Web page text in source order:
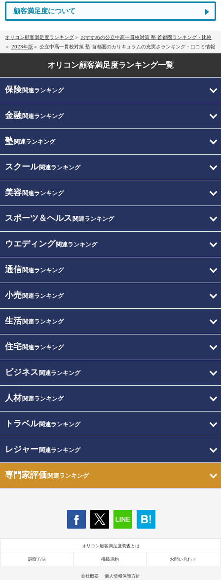
顧客満足度について
オリコン顧客満足度ランキング
おすすめの公立中高一貫校対策 塾 首都圏ランキング・比較
2023年版
公立中高一貫校対策 塾 首都圏のカリキュラムの充実さランキング・口コミ情報
オリコン顧客満足度ランキング一覧
保険関連ランキング
金融関連ランキング
塾関連ランキング
スクール関連ランキング
美容関連ランキング
スポーツ＆ヘルス 関連ランキング
ウエディング関連ランキング
通信関連ランキング
小売関連ランキング
生活関連ランキング
住宅関連ランキング
ビジネス 関連ランキング
人材関連ランキング
トラベル関連ランキング
レジャー関連ランキング
専門家評価関連ランキング
オリコン顧客満足度調査とは
調査方法 掲載規約 お問い合わせ
会社概要 個人情報保護方針